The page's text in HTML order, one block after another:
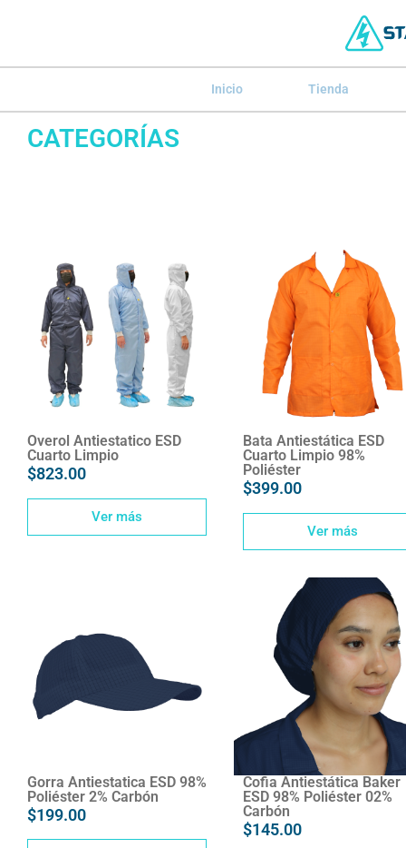
Inicio Tienda
CATEGORÍAS
Overol Antiestatico ESD
Cuarto Limpio
$823.00
Ver más
Bata Antiestática ESD
Cuarto Limpio 98%
Poliéster
$399.00
Ver más
Gorra Antiestatica ESD 98%
Poliéster 2% Carbón
$199.00
Cofia Antiestática Baker
ESD 98% Poliéster 02%
Carbón
$145.00